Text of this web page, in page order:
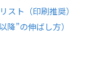
スト（印刷推奨）
降”の伸ばし方）